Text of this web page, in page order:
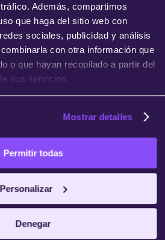
Además, compartimos
que haga del sitio web con
sociales, publicidad y análisis
con otra información que
o que hayan recopilado a partir del
sus servicios.
Mostrar detalles
Permitir todas
Personalizar
Denegar
términos del servicioy lapolítica de